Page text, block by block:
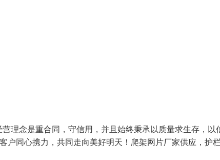
理念是重合同，守信用，并且始终秉承以质量求生存，以
同心携力，共同走向美好明天！爬架网片厂家供应，护